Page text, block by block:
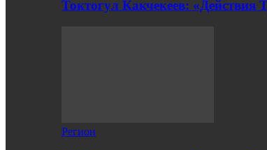
Токтогул Какчекеев:
Регион